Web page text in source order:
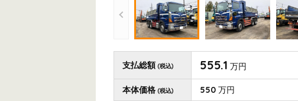
支払総額 (税込) 555.1 万円
本体価格 (税込) 550 万円